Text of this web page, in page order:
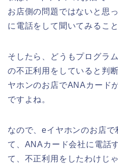
お店側の問題ではないと思
に電話をして聞いてみるこ
そしたら、どうもプログラ
の不正利用をしていると判
ヤホンのお店でANAカード
ですよね。
なので、eイヤホンのお店
て、ANAカード会社に電話
て、不正利用をしたわけじ